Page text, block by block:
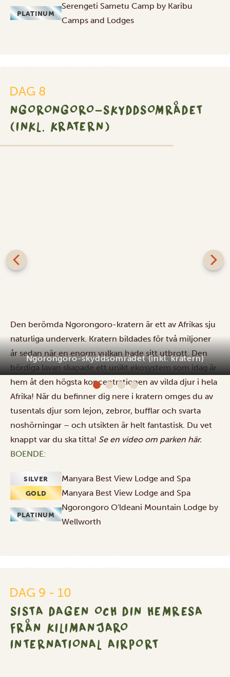
PLATINUM
Serengeti Sametu Camp by Karibu
Camps and Lodges
DAG 8
NGORONGORO-SKYDDSOMRÅDET
(INKL. KRATERN)
Ngorongoro-skyddsområdet (inkl. kratern)
Den berömda Ngorongoro-kratern är ett av Afrikas sju
naturliga underverk. Kratern bildades för två miljoner
år sedan när en enorm vulkan hade sitt utbrott. Den
bördiga lavan skapade ett unikt ekosystem som idag är
hem åt den högsta koncentrationen av vilda djur i hela
Afrika! När du befinner dig nere i kratern omges du av
tusentals djur som lejon, zebror, bufflar och svarta
noshörningar – och utsikten är helt fantastisk. Du vet
knappt var du ska titta! Se en video om parken här.
BOENDE:
SILVER Manyara Best View Lodge and Spa
GOLD Manyara Best View Lodge and Spa
PLATINUM
Ngorongoro O'ldeani Mountain Lodge by
Wellworth
DAG 9 - 10
SISTA DAGEN OCH DIN HEMRESA
FRÅN KILIMANJARO
INTERNATIONAL AIRPORT
hemresa
från
Kilimanjaro
International
Airport